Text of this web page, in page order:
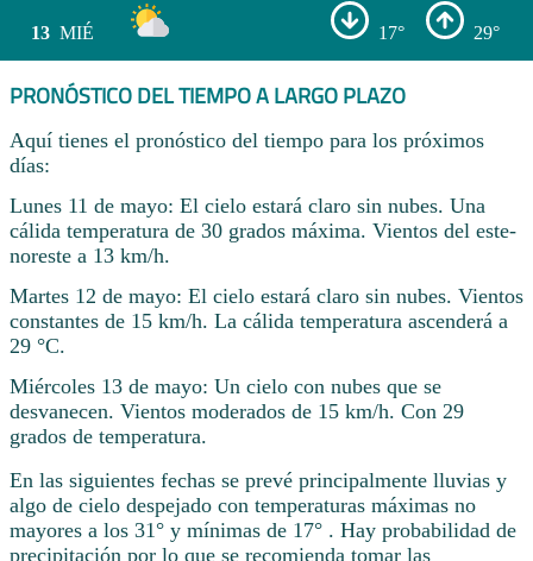
13 MIÉ 17° 29°
PRONÓSTICO DEL TIEMPO A LARGO PLAZO
Aquí tienes el pronóstico del tiempo para los próximos
días:
Lunes 11 de mayo: El cielo estará claro sin nubes. Una
cálida temperatura de 30 grados máxima. Vientos del este-
noreste a 13 km/h.
Martes 12 de mayo: El cielo estará claro sin nubes. Vientos
constantes de 15 km/h. La cálida temperatura ascenderá a
29 °C.
Miércoles 13 de mayo: Un cielo con nubes que se
desvanecen. Vientos moderados de 15 km/h. Con 29
grados de temperatura.
En las siguientes fechas se prevé principalmente lluvias y
algo de cielo despejado con temperaturas máximas no
mayores a los 31° y mínimas de 17° . Hay probabilidad de
precipitación por lo que se recomienda tomar las